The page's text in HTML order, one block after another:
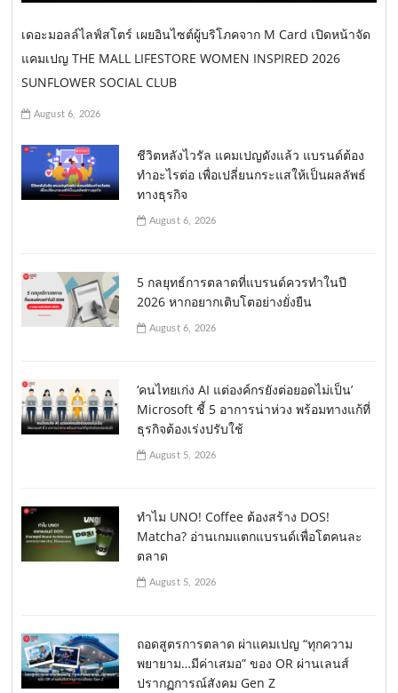
เดอะมอลล์ไลฟ์สโตร์ เผยอินไซต์ผู้บริโภคจาก M Card เปิดหน้าจัด
แคมเปญ THE MALL LIFESTORE WOMEN INSPIRED 2026
SUNFLOWER SOCIAL CLUB
August 6, 2026
ชีวิตหลังไวรัล แคมเปญดังแล้ว แบรนด์ต้อง
ทำอะไรต่อ เพื่อเปลี่ยนกระแสให้เป็นผลลัพธ์
ทางธุรกิจ
August 6, 2026
5 กลยุทธ์การตลาดที่แบรนด์ควรทำในปี
2026 หากอยากเติบโตอย่างยั่งยืน
August 6, 2026
‘คนไทยเก่ง AI แต่องค์กรยังต่อยอดไม่เป็น’
Microsoft ชี้ 5 อาการน่าห่วง พร้อมทางแก้ที่
ธุรกิจต้องเร่งปรับใช้
August 5, 2026
ทำไม UNO! Coffee ต้องสร้าง DOS!
Matcha? อ่านเกมแตกแบรนด์เพื่อโตคนละ
ตลาด
August 5, 2026
ถอดสูตรการตลาด ผ่าแคมเปญ “ทุกความ
พยายาม…มีค่าเสมอ” ของ OR ผ่านเลนส์
ปรากฏการณ์สังคม Gen Z